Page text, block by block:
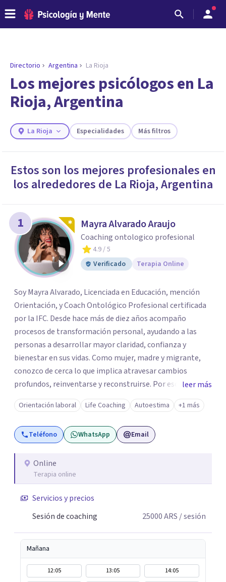
ENCONTRAR MI TERAPEUTA
¿Necesitas ayuda para encontrar el
psicólogo adecuado?
Responde a unas breves preguntas y te ofreceremos
necesidades.
Directorio Argentina La Rioja
Los mejores psicólogos en La
Rioja, Argentina
La Rioja Especialidades Más filtros
Estos son los mejores profesionales en
los alrededores de La Rioja,Argentina
1 Mayra Alvarado Araujo
Coaching ontologico profesional
4.9/ 5
Verificado
Terapia Online
Soy Mayra Alvarado, Licenciada en Educación, mención
Orientación, y Coach Ontológico Profesional certificada
por la IFC. Desde hace más de diez años acompaño
procesos de transformación personal, ayudando a las
personas a desarrollar mayor claridad, confianza y
bienestar en sus vidas. Como mujer, madre y migrante,
conozco de cerca lo que implica atravesar cambios
profundos, reinventarse y reconstruirse. Por eso mi
acompañamiento combina herramientas de orientación,
coaching y desarrollo personal para ayudar a cada mujer a
comprender dónde está, identificar qué la está limitando
y diseñar acciones concretas para avanzar hacia una vida
quiere ser. A lo largo de mi trayectoria he aprendido que
detrás de cada crisis, cambio o sensación de
Por eso ofrezco un espacio de escucha genuina, reflexión
y acompañamiento, donde cada persona puede sentirse
leer más
Orientación laboral Life Coaching Autoestima +1 más
Teléfono WhatsApp Email
Online
Terapia online
Servicios y precios
Sesión de coaching
25000ARS / sesión
Mañana
12:05 13:05
14:05